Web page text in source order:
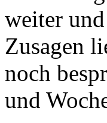
weiter
Zusagen
noch
und